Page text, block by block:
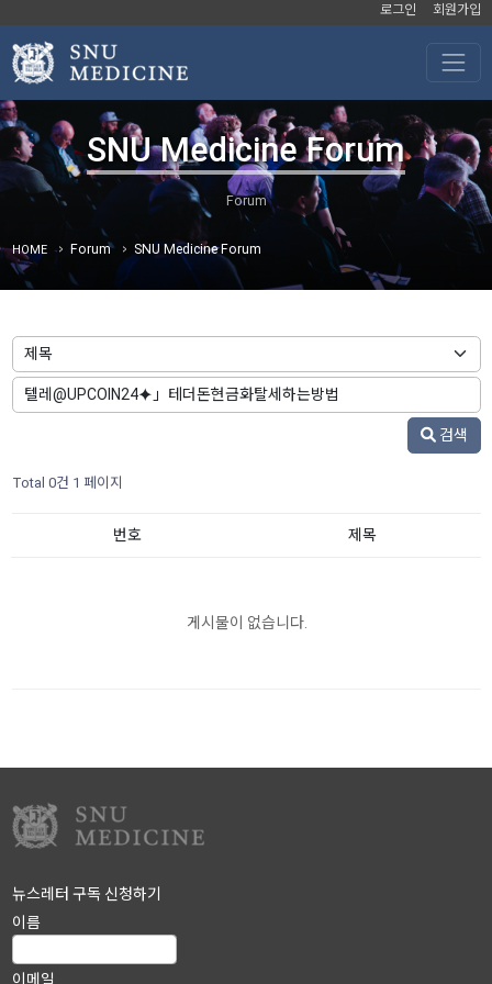
로그인 회원가입
SNU Medicine Forum
HOME Forum SNU Medicine Forum
검색
Total 0건 1 페이지
번호 제목
게시물이 없습니다.
뉴스레터 구독 신청하기
이름
이메일